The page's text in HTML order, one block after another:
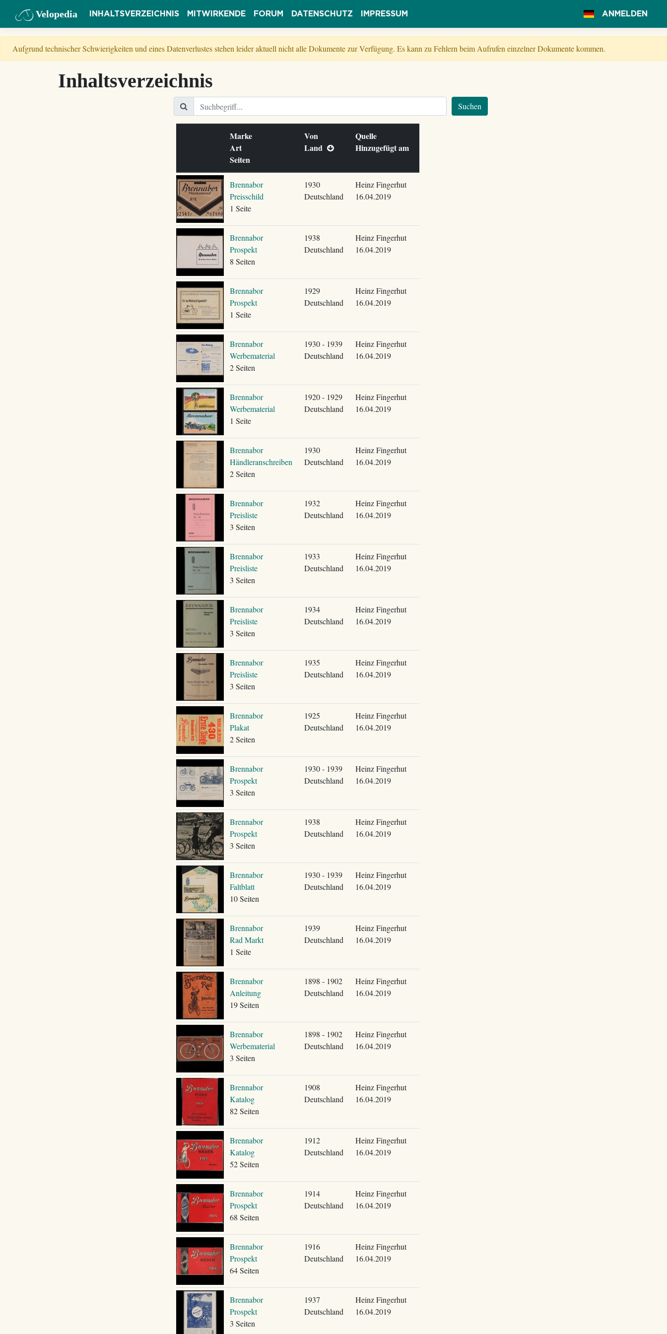
Velopedia INHALTSVERZEICHNIS MITWIRKENDE FORUM DATENSCHUTZ IMPRESSUM ANMELDEN
Aufgrund technischer Schwierigkeiten und eines Datenverlustes stehen leider aktuell nicht alle Dokumente zur Verfügung. Es kann zu Fehlern beim Aufrufen einzelner Dokumente kommen.
Inhaltsverzeichnis
Suchen
Marke
Art
Seiten
Von
Land
Quelle
Hinzugefügt am
Brennabor
Preisschild
1 Seite
1930
Deutschland
Heinz Fingerhut
16.04.2019
Brennabor
Prospekt
8 Seiten
1938
Deutschland
Heinz Fingerhut
16.04.2019
Brennabor
Prospekt
1 Seite
1929
Deutschland
Heinz Fingerhut
16.04.2019
Brennabor
Werbematerial
2 Seiten
1930 - 1939
Deutschland
Heinz Fingerhut
16.04.2019
Brennabor
Werbematerial
1 Seite
1920 - 1929
Deutschland
Heinz Fingerhut
16.04.2019
Brennabor
Händleranschreiben
2 Seiten
1930
Deutschland
Heinz Fingerhut
16.04.2019
Brennabor
Preisliste
3 Seiten
1932
Deutschland
Heinz Fingerhut
16.04.2019
Brennabor
Preisliste
3 Seiten
1933
Deutschland
Heinz Fingerhut
16.04.2019
Brennabor
Preisliste
3 Seiten
1934
Deutschland
Heinz Fingerhut
16.04.2019
Brennabor
Preisliste
3 Seiten
1935
Deutschland
Heinz Fingerhut
16.04.2019
Brennabor
Plakat
2 Seiten
1925
Deutschland
Heinz Fingerhut
16.04.2019
Brennabor
Prospekt
3 Seiten
1930 - 1939
Deutschland
Heinz Fingerhut
16.04.2019
Brennabor
Prospekt
3 Seiten
1938
Deutschland
Heinz Fingerhut
16.04.2019
Brennabor
Faltblatt
10 Seiten
1930 - 1939
Deutschland
Heinz Fingerhut
16.04.2019
Brennabor
Rad Markt
1 Seite
1939
Deutschland
Heinz Fingerhut
16.04.2019
Brennabor
Anleitung
19 Seiten
1898 - 1902
Deutschland
Heinz Fingerhut
16.04.2019
Brennabor
Werbematerial
3 Seiten
1898 - 1902
Deutschland
Heinz Fingerhut
16.04.2019
Brennabor
Katalog
82 Seiten
1908
Deutschland
Heinz Fingerhut
16.04.2019
Brennabor
Katalog
52 Seiten
1912
Deutschland
Heinz Fingerhut
16.04.2019
Brennabor
Prospekt
68 Seiten
1914
Deutschland
Heinz Fingerhut
16.04.2019
Brennabor
Prospekt
64 Seiten
1916
Deutschland
Heinz Fingerhut
16.04.2019
Brennabor
Prospekt
3 Seiten
1937
Deutschland
Heinz Fingerhut
16.04.2019